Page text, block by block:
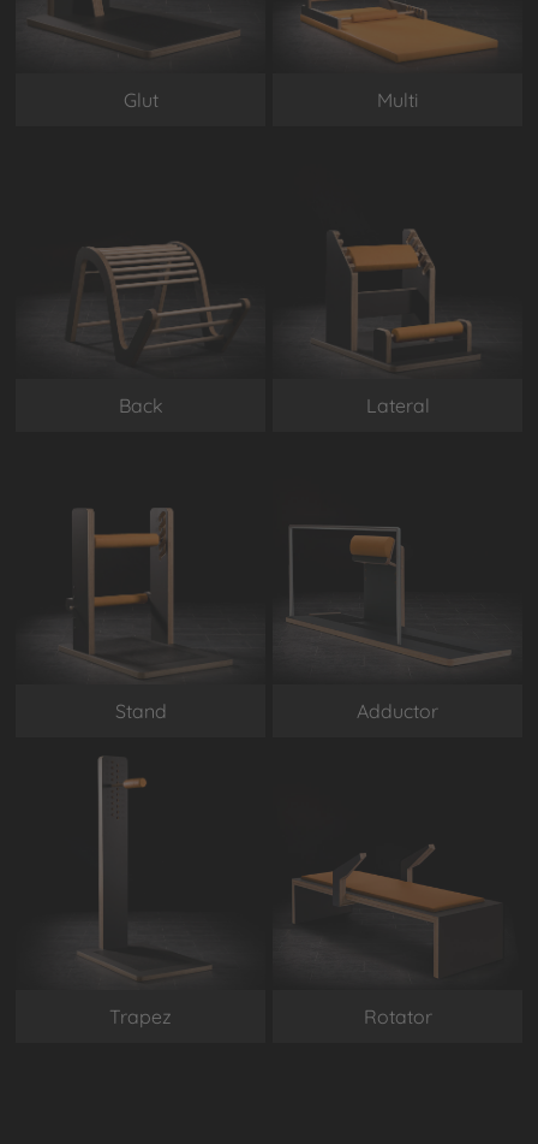
Glut Multi
Back Lateral
Stand Adductor
Trapez Rotator